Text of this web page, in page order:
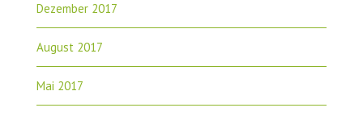
Dezember 2017
August 2017
Mai 2017